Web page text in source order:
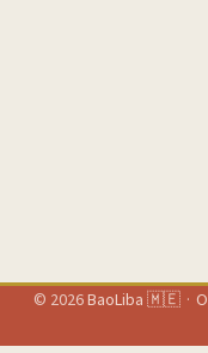
© 2026BaoLiba 🇲🇪 ·